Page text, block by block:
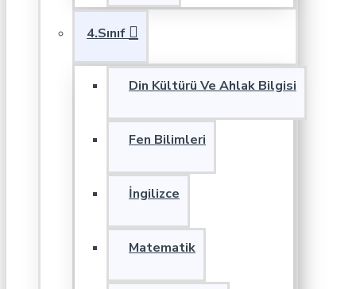
4.Sınıf
Din Kültürü Ve Ahlak Bilgisi
Fen Bilimleri
İngilizce
Matematik